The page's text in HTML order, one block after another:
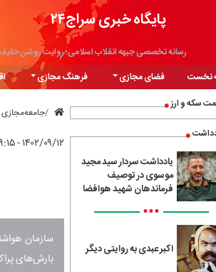
پایگاه خبری سراج۲۴
رسانه تخصصی جبهه انقلاب اسلامی؛ روایت روشن
نخست فضای مجازی فرهنگ مجازی
سکه و ارز
یادداشت سردار سید مجید
موسوی در توصیف
فرماندهان شهید هوافضا
•••
اکبر عبدی به روایتی دیگر
جامعه‌مجازی
۱۴۰۲/۰۹/۱۲ - ۰۹:۱۵
سازمان
بارش‌های